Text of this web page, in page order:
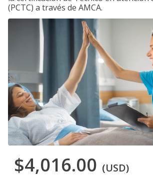
(PCTC) a través de AMCA.
$4,016.00 (USD)